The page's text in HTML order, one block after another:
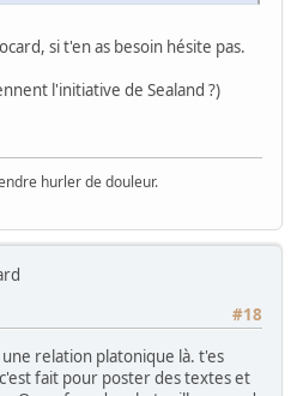
si t'en as besoin hésite pas.
l'initiative de Sealand ?)
hurler de douleur.
#18
relation platonique là. t'es
fait pour poster des textes et